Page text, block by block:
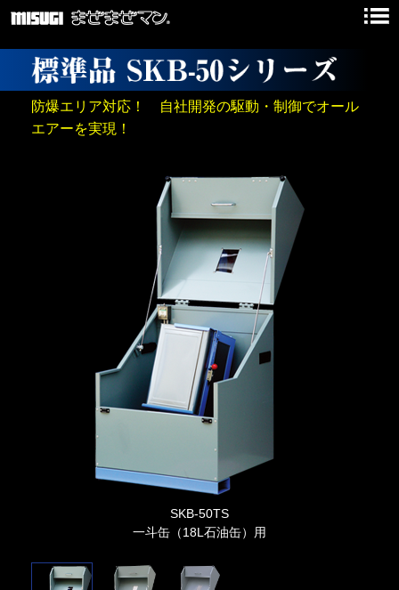
防爆エリア対応！ 自社開発の駆動・制御でオール
エアーを実現！
SKB-50TS
一斗缶（18L石油缶）用